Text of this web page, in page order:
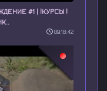
#1 | !КУРСЫ !
09:18:42